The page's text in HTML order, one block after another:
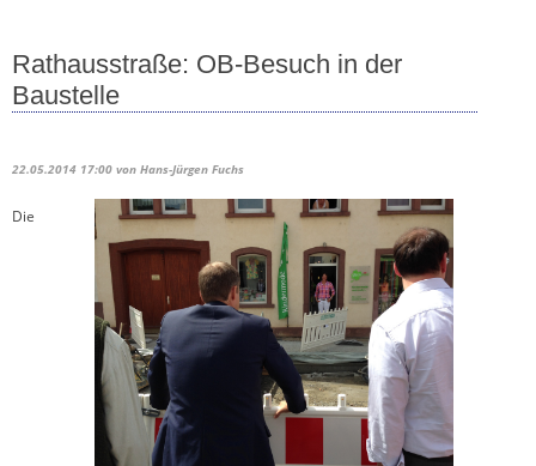
Rathausstraße: OB-Besuch in der
Baustelle
22.05.2014 17:00 von Hans-Jürgen Fuchs
Die